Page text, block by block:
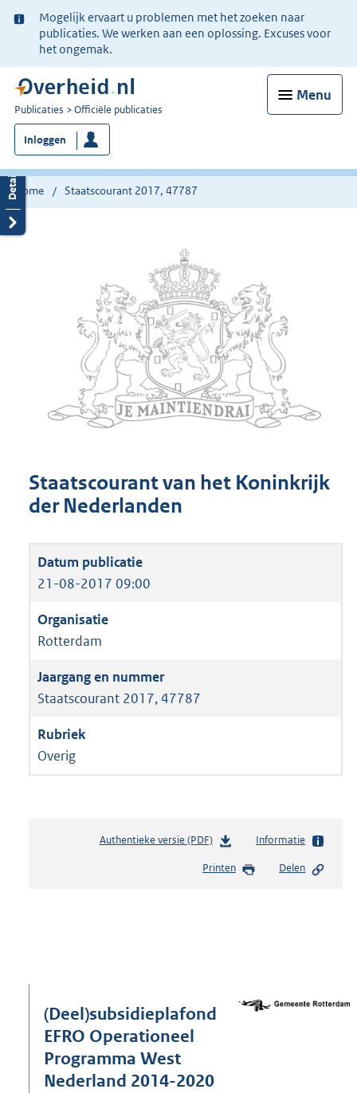
Ter
informatie:
Mogelijk ervaart u problemen met het zoeken naar
publicaties. We werken aan een oplossing. Excuses voor
het ongemak.
Menu
U
bent
nu
hier:
Publicaties Officiële publicaties
Inloggen
Home Staatscourant 2017, 47787
Staatscourant van het Koninkrijk
der Nederlanden
21-08-2017 09:00
Rotterdam
Staatscourant 2017, 47787
Overig
Authentieke versie (PDF)b
s
o
o
e
Informatie
Printen Delen
(Deel)subsidieplafond
EFRO Operationeel
Programma West
Nederland 2014-2020